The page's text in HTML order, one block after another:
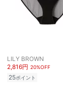
LILY BROWN
2,816円 20%OFF
25ポイント